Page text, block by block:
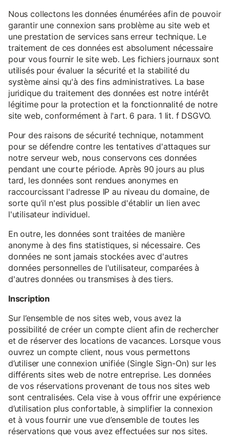
Nous collectons les données énumérées afin de pouvoir
garantir une connexion sans problème au site web et
une prestation de services sans erreur technique. Le
traitement de ces données est absolument nécessaire
pour vous fournir le site web. Les fichiers journaux sont
utilisés pour évaluer la sécurité et la stabilité du
système ainsi qu'à des fins administratives. La base
juridique du traitement des données est notre intérêt
légitime pour la protection et la fonctionnalité de notre
site web, conformément à l'art. 6 para. 1 lit. f DSGVO.
Pour des raisons de sécurité technique, notamment
pour se défendre contre les tentatives d'attaques sur
notre serveur web, nous conservons ces données
pendant une courte période. Après 90 jours au plus
tard, les données sont rendues anonymes en
raccourcissant l'adresse IP au niveau du domaine, de
sorte qu'il n'est plus possible d'établir un lien avec
l'utilisateur individuel.
En outre, les données sont traitées de manière
anonyme à des fins statistiques, si nécessaire. Ces
données ne sont jamais stockées avec d'autres
données personnelles de l'utilisateur, comparées à
d'autres données ou transmises à des tiers.
Inscription
Sur l’ensemble de nos sites web, vous avez la
possibilité de créer un compte client afin de rechercher
et de réserver des locations de vacances. Lorsque vous
ouvrez un compte client, nous vous permettons
d’utiliser une connexion unifiée (Single Sign-On) sur les
différents sites web de notre entreprise. Les données
de vos réservations provenant de tous nos sites web
sont centralisées. Cela vise à vous offrir une expérience
d’utilisation plus confortable, à simplifier la connexion
et à vous fournir une vue d’ensemble de toutes les
réservations que vous avez effectuées sur nos sites.